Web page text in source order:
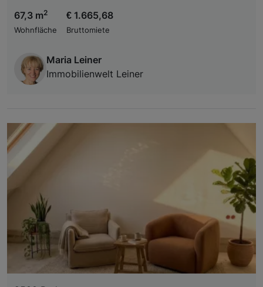
67,3 m2
Wohnfläche
€ 1.665,68
Bruttomiete
Maria Leiner
Immobilienwelt Leiner